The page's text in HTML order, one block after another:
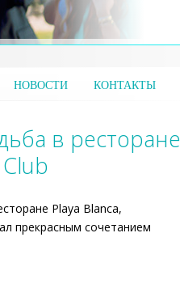
НОВОСТИ КОНТАКТЫ
в ресторане
Playa Blanca,
прекрасным сочетанием